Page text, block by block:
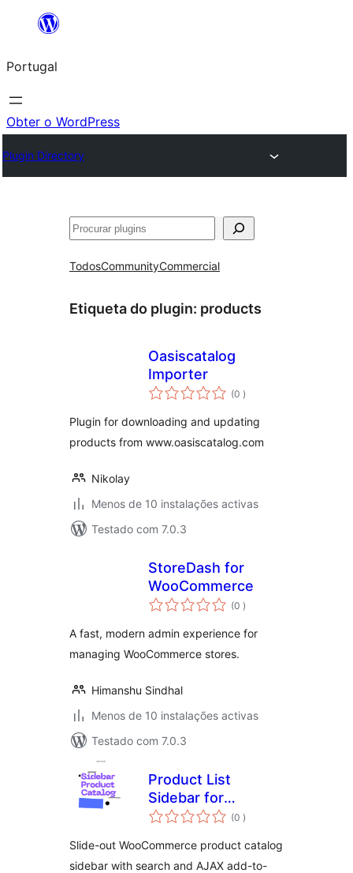
Saltar
o
conteúdo
Portugal
Obter o WordPress
Plugin Directory
Pesquisar
TodosCommunityCommercial
Etiqueta do plugin: products
Oasiscatalog
Importer
(0 classificações
)
Plugin for downloading and updating
products from www.oasiscatalog.com
Nikolay
Menos de 10 instalações activas
Testado com 7.0.3
StoreDash for
WooCommerce
(0 classificações
)
A fast, modern admin experience for
managing WooCommerce stores.
Himanshu Sindhal
Menos de 10 instalações activas
Testado com 7.0.3
Product List
Sidebar for
WooCommerce
(0 classificações
)
Slide-out WooCommerce product catalog
sidebar with search and AJAX add-to-